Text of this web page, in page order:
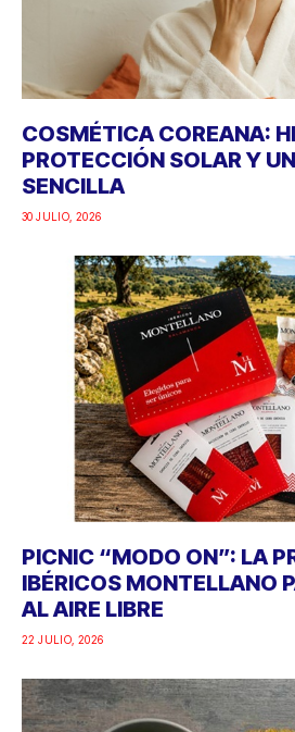
COSMÉTICA COREANA:
PROTECCIÓN SOLAR Y
SENCILLA
30 JULIO, 2026
PICNIC “MODO ON”: LA
IBÉRICOS MONTELLANO
AL AIRE LIBRE
22 JULIO, 2026